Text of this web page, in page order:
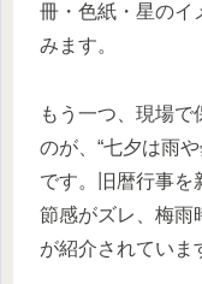
冊・色紙・星のイ
みます。
もう一つ、現場
のが、“七夕は雨
です。旧暦行事を
節感がズレ、梅雨
が紹介されていま